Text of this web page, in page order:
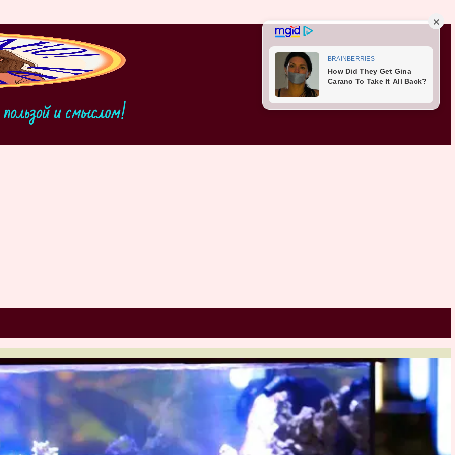
и смыслом!